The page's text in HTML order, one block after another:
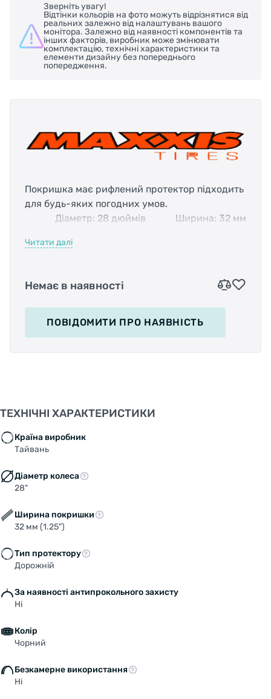
Зверніть увагу!
Відтінки кольорів на фото можуть відрізнятися від
реальних залежно від налаштувань вашого
монітора. Залежно від наявності компонентів та
інших факторів, виробник може змінювати
комплектацію, технічні характеристики та
елементи дизайну без попереднього
попередження.
Покришка має рифлений протектор підходить
для будь-яких погодних умов.
Діаметр: 28 дюймів
Ширина: 32 мм
Щільність каркаса: 27 TPI
Читати далі
Немає в наявності
ПОВІДОМИТИ ПРО НАЯВНІСТЬ
ТЕХНІЧНІ ХАРАКТЕРИСТИКИ
Країна виробник
Тайвань
Діаметр колеса
28"
Ширина покришки
32 мм (1.25")
Тип протектору
Дорожній
За наявності антипрокольного захисту
Ні
Колір
Чорний
Безкамерне використання
Ні